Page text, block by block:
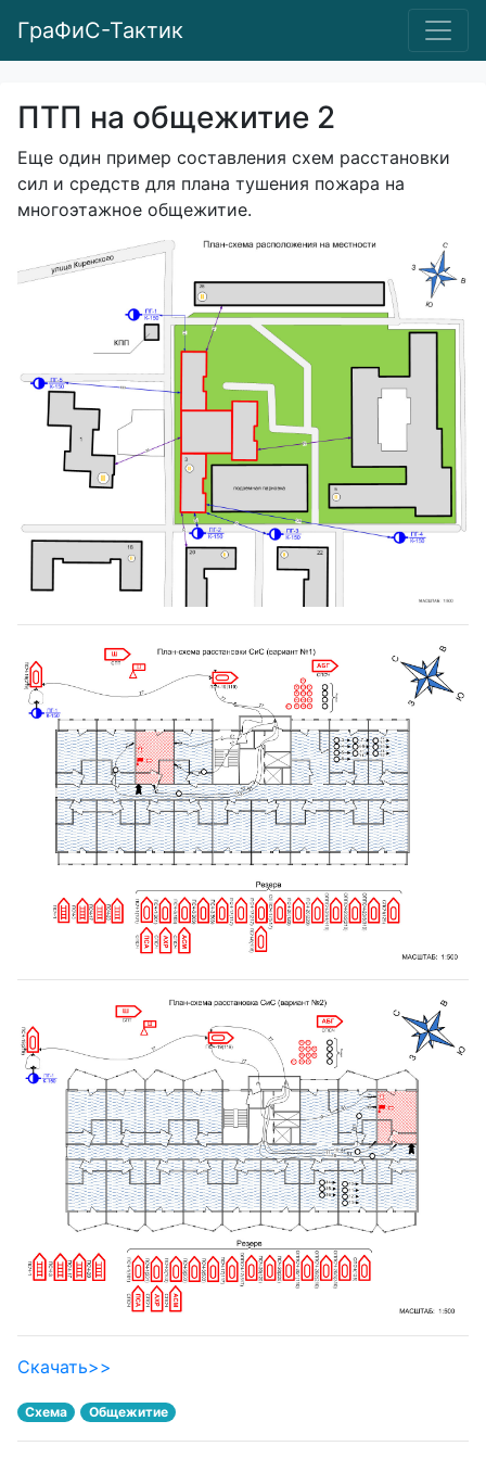
ГраФиС-Тактик
ПТП на общежитие 2
Еще один пример составления схем расстановки
сил и средств для плана тушения пожара на
многоэтажное общежитие.
Скачать>>
Схема Общежитие